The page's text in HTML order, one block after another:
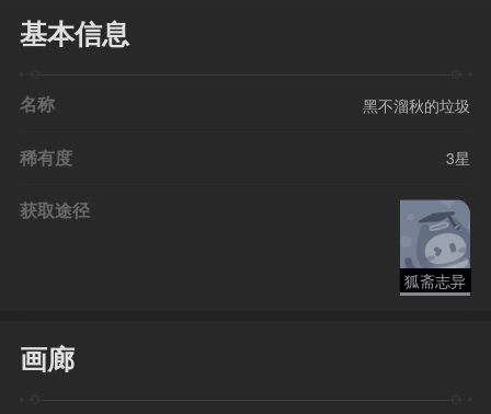
基本信息
名称 黑不溜秋的垃圾
稀有度 3星
获取途径
狐斋志异
画廊